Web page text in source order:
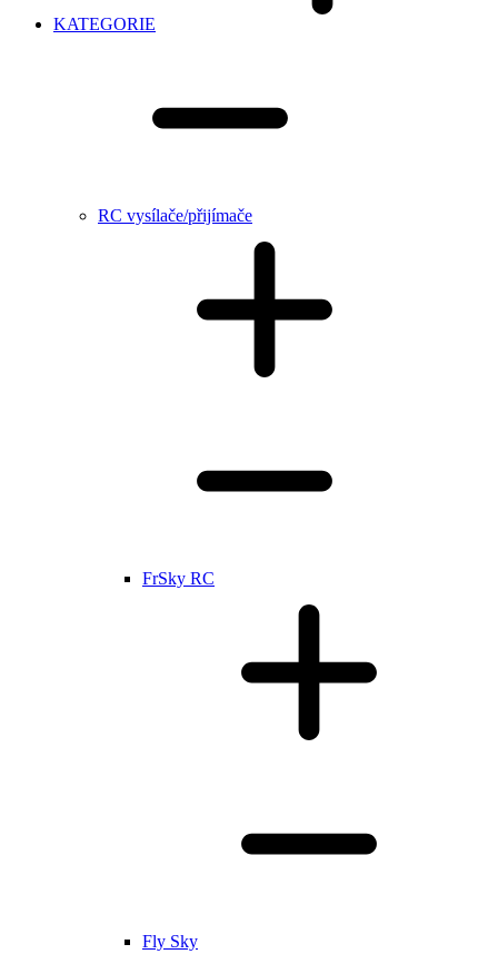
KATEGORIE
RC vysílače/přijímače
FrSky RC
Fly Sky